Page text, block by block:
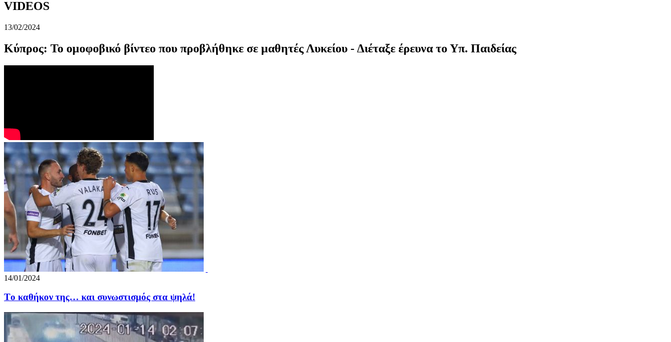
VIDEOS
13/02/2024
Κύπρος: Το ομοφοβικό βίντεο που προβλήθηκε σε μαθητές Λυκείου - Διέταξε έρευνα το Υπ. Παιδείας
14/01/2024
Tο καθήκον της… και συνωστισμός στα ψηλά!